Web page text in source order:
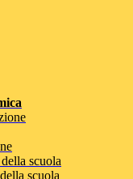
scuola
scuola